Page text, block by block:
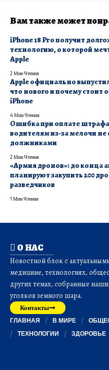
Вам также может
iPhone 18 Pro получит
технологию, о которой
Apple
2 Мин Чтения
Apple официально
что нового и почему стоит
iPhone
4 Мин Чтения
Ошибка при оплате
водителям из-за мелочи не
должниками
2 Мин Чтения
«Армия дронов»: до конца
планируют закупить 200
разведчиков
1 Мин Чтения
О НАС
Новостной блок с
медицине, технологиях,
других темах, собранные
уголков земного шара.
Контакты
ГЛАВНАЯ В МИРЕ
ТЕХНОЛОГИИ
ЗДОРОВЬЕ